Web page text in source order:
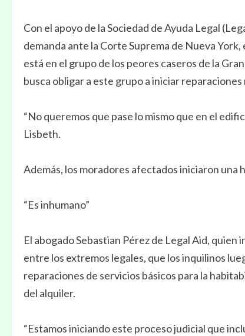
Con el apoyo de la Sociedad de Ayuda Legal
demanda ante la Corte Suprema de Nueva
está en el grupo de los peores caseros de la
busca obligar a este grupo a iniciar
“No queremos que pase lo mismo que en el
Lisbeth.
Además, los moradores afectados iniciaron una
“Es inhumano”
El abogado Sebastian Pérez de Legal Aid,
entre los extremos legales, que los inquilinos
reparaciones de servicios básicos para la
del alquiler.
“Estamos iniciando este proceso judicial que